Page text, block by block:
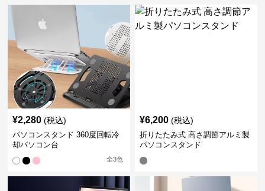
¥2,280 (税込)
パソコンスタンド 360度回転冷
却パソコン台
全3色
¥6,200 (税込)
折りたたみ式 高さ調節アルミ製
パソコンスタンド